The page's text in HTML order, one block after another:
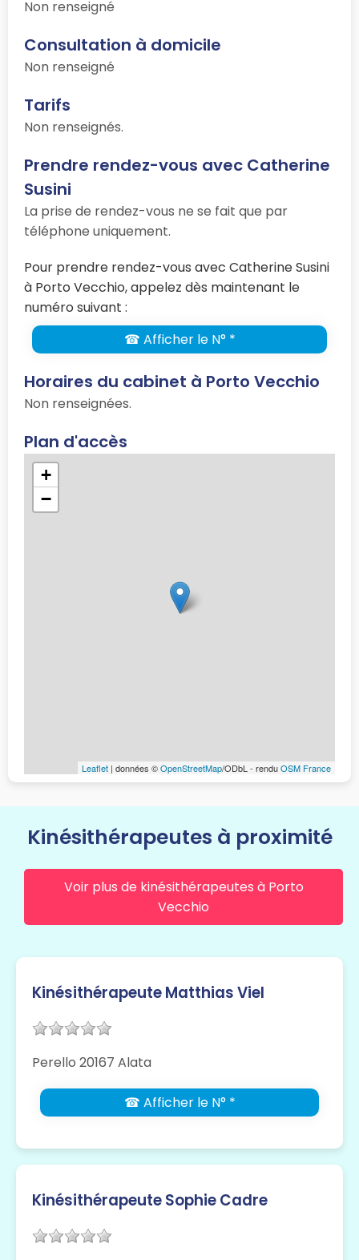
Non renseigné
Consultation à domicile
Non renseigné
Tarifs
Non renseignés.
Prendre rendez-vous avec Catherine
Susini
La prise de rendez-vous ne se fait que par
téléphone uniquement.
Pour prendre rendez-vous avec Catherine Susini
à Porto Vecchio, appelez dès maintenant le
numéro suivant :
☎ Afficher le N° *
Horaires du cabinet à Porto Vecchio
Non renseignées.
Plan d'accès
+
−
Leaflet | données ©OpenStreetMap/ODbL - renduOSM France
Kinésithérapeutes à proximité
Voir plus de kinésithérapeutes à Porto
Vecchio
Kinésithérapeute Matthias Viel
Perello 20167 Alata
☎ Afficher le N° *
Kinésithérapeute Sophie Cadre